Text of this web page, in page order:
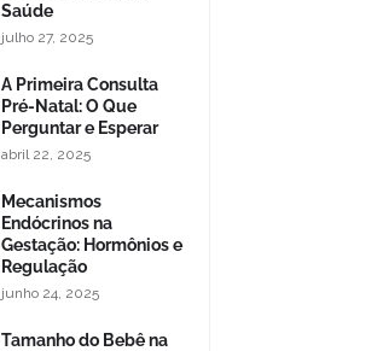
Saúde
julho 27, 2025
A Primeira Consulta
Pré-Natal: O Que
Perguntar e Esperar
abril 22, 2025
Mecanismos
Endócrinos na
Gestação: Hormônios e
Regulação
junho 24, 2025
Tamanho do Bebê na